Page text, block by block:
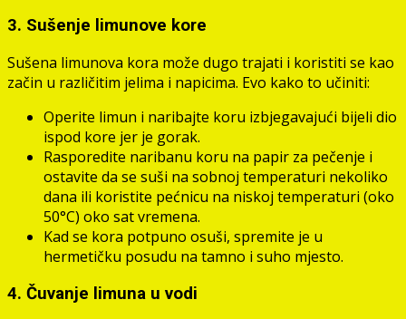
3. Sušenje limunove kore
Sušena limunova kora može dugo trajati i koristiti se kao
začin u različitim jelima i napicima. Evo kako to učiniti:
Operite limun i naribajte koru izbjegavajući bijeli dio
ispod kore jer je gorak.
Rasporedite naribanu koru na papir za pečenje i
ostavite da se suši na sobnoj temperaturi nekoliko
dana ili koristite pećnicu na niskoj temperaturi (oko
50°C) oko sat vremena.
Kad se kora potpuno osuši, spremite je u
hermetičku posudu na tamno i suho mjesto.
4. Čuvanje limuna u vodi